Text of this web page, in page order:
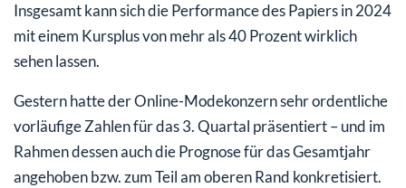
Insgesamt kann sich die Performance des Papiers in 2024
mit einem Kursplus von mehr als 40 Prozent wirklich
sehen lassen.
Gestern hatte der Online-Modekonzern sehr ordentliche
vorläufige Zahlen für das 3. Quartal präsentiert – und im
Rahmen dessen auch die Prognose für das Gesamtjahr
angehoben bzw. zum Teil am oberen Rand konkretisiert.